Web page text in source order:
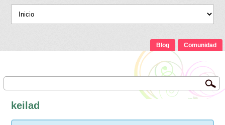
Blog Comunidad
keilad